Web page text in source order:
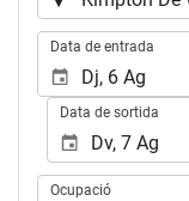
Data de entrada
Data de sortida
Ocupació
Ocupació